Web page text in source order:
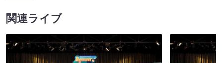
関連ライブ